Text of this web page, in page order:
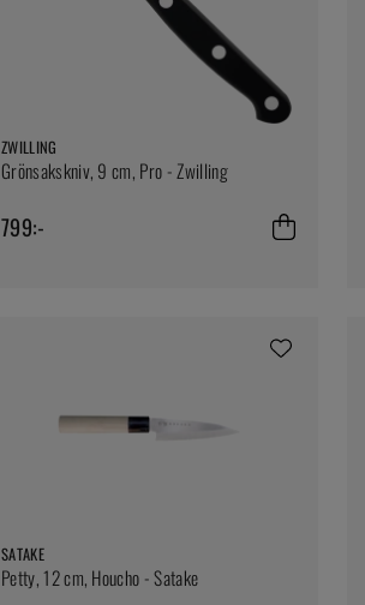
ZWILLING
Grönsakskniv, 9 cm, Pro - Zwilling
799:-
SATAKE
Petty, 12 cm, Houcho - Satake